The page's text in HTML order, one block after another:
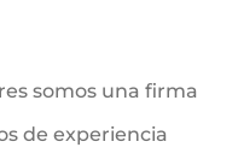
somos una firma
de experiencia